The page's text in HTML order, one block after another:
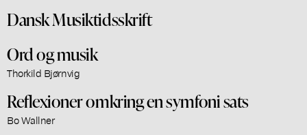
Dansk Musiktidsskrift
Ord og musik
Thorkild Bjørnvig
Reflexioner omkring en symfoni sats
Bo Wallner